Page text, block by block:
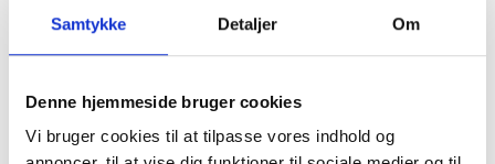
Samtykke Detaljer Om
Denne hjemmeside bruger cookies
Vi bruger cookies til at tilpasse vores indhold og
Kurset forudsætter ikke at deltagerne har en
socialfaglig baggrund.
Formål